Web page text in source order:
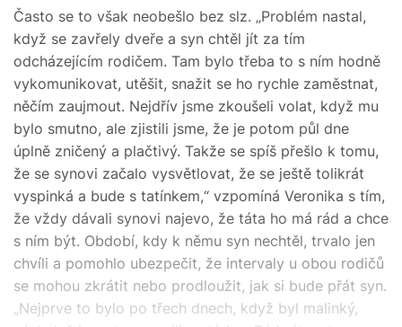
Často se to však neobešlo bez slz. „Problém nastal,
když se zavřely dveře a syn chtěl jít za tím
odcházejícím rodičem. Tam bylo třeba to s ním hodně
vykomunikovat, utěšit, snažit se ho rychle zaměstnat,
něčím zaujmout. Nejdřív jsme zkoušeli volat, když mu
bylo smutno, ale zjistili jsme, že je potom půl dne
úplně zničený a plačtivý. Takže se spíš přešlo k tomu,
že se synovi začalo vysvětlovat, že se ještě tolikrát
vyspinká a bude s tatínkem,“ vzpomíná Veronika s tím,
že vždy dávali synovi najevo, že táta ho má rád a chce
s ním být. Období, kdy k němu syn nechtěl, trvalo jen
chvíli a pomohlo ubezpečit, že intervaly u obou rodičů
se mohou zkrátit nebo prodloužit, jak si bude přát syn.
„Nejprve to bylo po třech dnech, když byl malinký,